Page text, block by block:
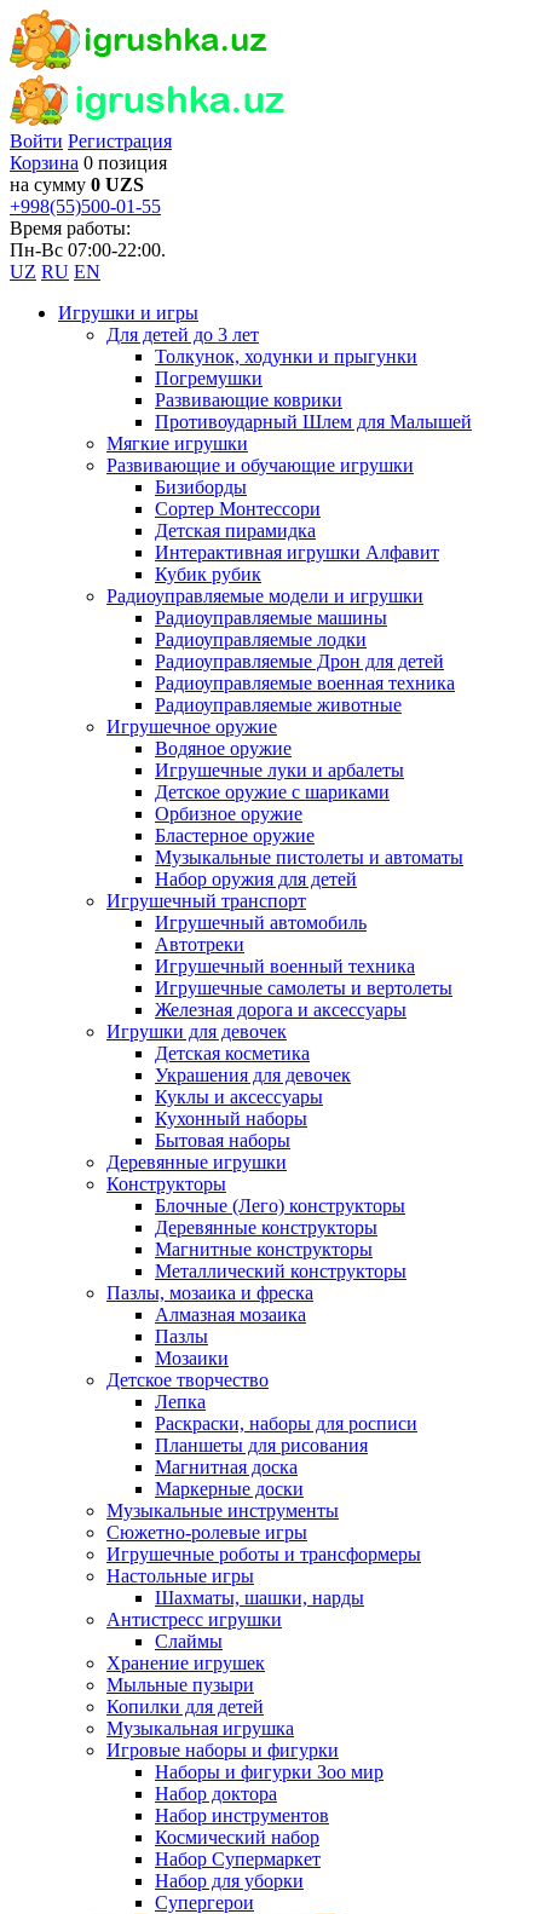
Войти Регистрация
Корзина 0 позиция
на сумму 0 UZS
+998(55)500-01-55
Время работы:
Пн-Вс 07:00-22:00.
UZ RU EN
Игрушки и игры
Для детей до 3 лет
Толкунок, ходунки и прыгунки
Погремушки
Развивающие коврики
Противоударный Шлем для Малышей
Мягкие игрушки
Развивающие и обучающие игрушки
Бизиборды
Сортер Монтессори
Детская пирамидка
Интерактивная игрушки Алфавит
Кубик рубик
Радиоуправляемые модели и игрушки
Радиоуправляемые машины
Радиоуправляемые лодки
Радиоуправляемые Дрон для детей
Радиоуправляемые военная техника
Радиоуправляемые животные
Игрушечное оружие
Водяное оружие
Игрушечные луки и арбалеты
Детское оружие с шариками
Орбизное оружие
Бластерное оружие
Музыкальные пистолеты и автоматы
Набор оружия для детей
Игрушечный транспорт
Игрушечный автомобиль
Aвтотреки
Игрушечный военный техника
Игрушечные самолеты и вертолеты
Железная дорога и аксессуары
Игрушки для девочек
Детская косметика
Украшения для девочек
Куклы и аксессуары
Кухонный наборы
Бытовая наборы
Деревянные игрушки
Конструкторы
Блочные (Лего) конструкторы
Деревянные конструкторы
Магнитные конструкторы
Металлический конструкторы
Пазлы, мозаика и фреска
Алмазная мозаика
Пазлы
Мозаики
Детское творчество
Лепка
Раскраски, наборы для росписи
Планшеты для рисования
Магнитная доска
Маркерные доски
Музыкальные инструменты
Сюжетно-ролевые игры
Игрушечные роботы и трансформеры
Настольные игры
Шахматы, шашки, нарды
Антистресс игрушки
Слаймы
Хранение игрушек
Мыльные пузыри
Копилки для детей
Музыкальная игрушка
Игровые наборы и фигурки
Наборы и фигурки Зоо мир
Набор доктора
Набор инструментов
Космический набор
Hабор Супермаркет
Набор для уборки
Супергерои